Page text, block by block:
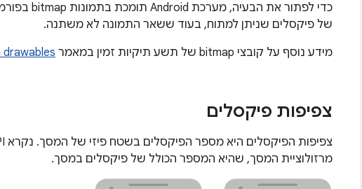
של פיקסלים שניתן למתוח, בעוד ששאר התמונה לא משתנה.
מידע נוסף על קובצי bitmap של תשע תיקיות זמין במאמר
drawables
צפיפות פיקסלים
מרזולוציית המסך, שהיא המספר הכולל של פיקסלים במסך.